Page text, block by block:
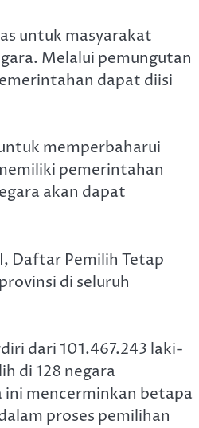
untuk masyarakat
Melalui pemungutan
dapat diisi
memperbaharui
pemerintahan
akan dapat
Daftar Pemilih Tetap
di seluruh
dari 101.467.243 laki-
di 128 negara
ini mencerminkan betapa
proses pemilihan